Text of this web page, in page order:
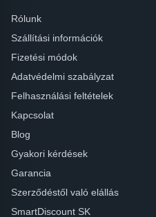
Rólunk
Szállítási információk
Fizetési módok
Adatvédelmi szabályzat
Felhasználási feltételek
Kapcsolat
Blog
Gyakori kérdések
Garancia
Szerződéstől való elállás
SmartDiscount SK